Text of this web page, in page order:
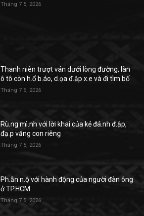
Tháng 7 5, 2026
Thanh niên trượt ván dưới lòng đường, làn
ô tô còn h.ổ b.áo, d.ọa đ.ập x.e và đi tìm bố
Tháng 7 6, 2026
Rù.ng mì.nh với lời khai của kẻ đá.nh đ.ập,
đạ.p văng con riêng
Tháng 7 5, 2026
Ph.ẫn n.ộ với hành động của người đàn ông
ở TP.HCM
Tháng 7 5, 2026